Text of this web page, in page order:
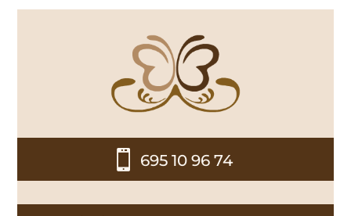
 695 10 96 74